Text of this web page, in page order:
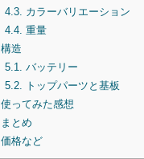
4.3. カラーバリエーション
4.4. 重量
構造
5.1.
バッテリー
5.2.
トップパーツと基板
使ってみた感想
まとめ
価格など